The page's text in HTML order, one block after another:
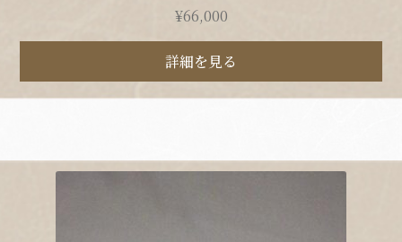
¥66,000
詳細を見る